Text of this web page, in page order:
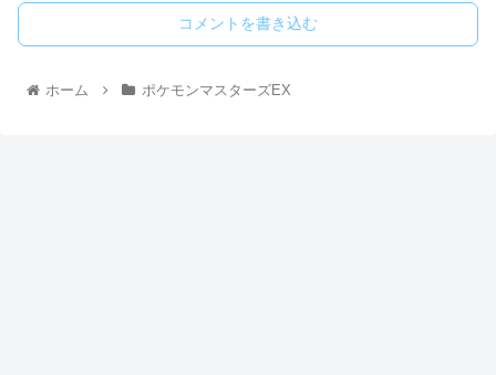
コメントを書き込む
ホーム ポケモンマスターズEX